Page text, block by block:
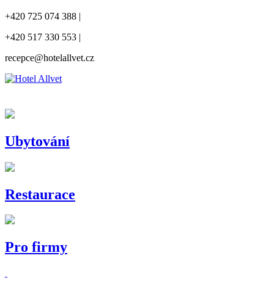
+420 725 074 388 |
+420 517 330 553 |
recepce@hotelallvet.cz
Ubytování
Restaurace
Pro firmy